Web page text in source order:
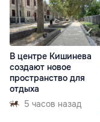
В центре Кишинева
создают новое
пространство для
отдыха
5 часов назад